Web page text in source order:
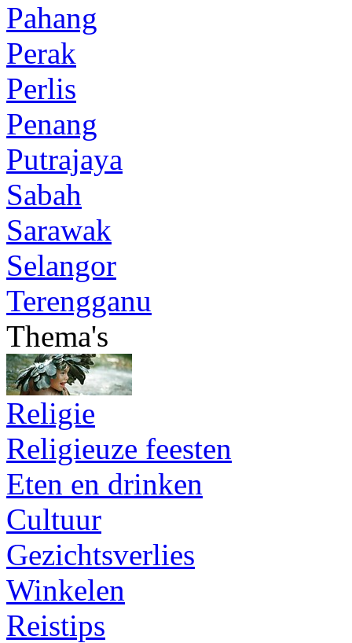
Pahang
Perak
Perlis
Penang
Putrajaya
Sabah
Sarawak
Selangor
Terengganu
Thema's
Religie
Religieuze feesten
Eten en drinken
Cultuur
Gezichtsverlies
Winkelen
Reistips